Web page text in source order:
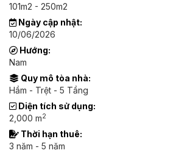
101m2 - 250m2
Ngày cập nhật:
10/06/2026
Hướng:
Nam
Quy mô tòa nhà:
Hầm - Trệt - 5 Tầng
Diện tích sử dụng:
2,000 m2
Thời hạn thuê:
3 năm - 5 năm